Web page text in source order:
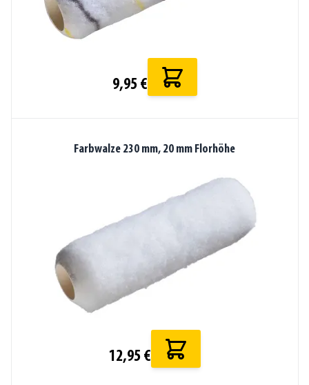
9,95 €
Farbwalze 230 mm, 20 mm Florhöhe
12,95 €